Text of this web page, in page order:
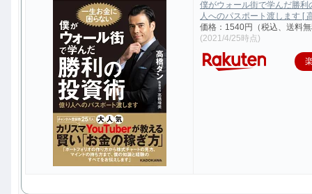
僕がウォール街で学んだ勝利
人へのパスポート渡します [
価格：1540円（税込、送料
(2021/4/25時点)